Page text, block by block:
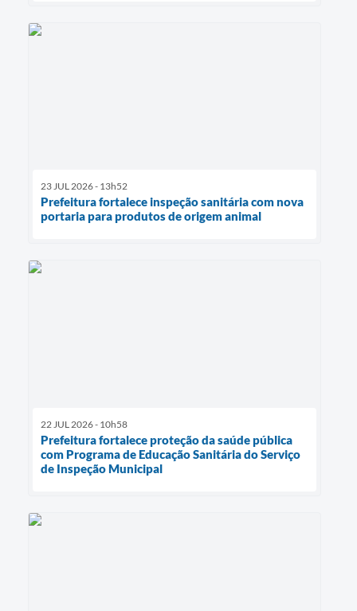
23 JUL 2026 - 13h52
Prefeitura fortalece inspeção sanitária com nova
portaria para produtos de origem animal
22 JUL 2026 - 10h58
Prefeitura fortalece proteção da saúde pública
com Programa de Educação Sanitária do Serviço
de Inspeção Municipal